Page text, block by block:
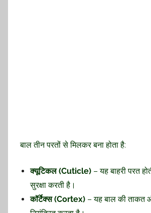
बाल तीन परतों से मिलकर बना होता है:
क्यूटिकल (Cuticle) – यह बाहरी परत
सुरक्षा करती है।
कॉर्टेक्स (Cortex) – यह बाल की ताकत